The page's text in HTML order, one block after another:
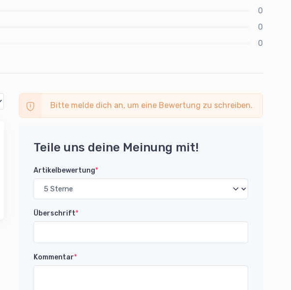
0
0
0
Bitte melde dich an, um eine Bewertung zu schreiben.
Teile uns deine Meinung mit!
Artikelbewertung*
Überschrift*
Kommentar*